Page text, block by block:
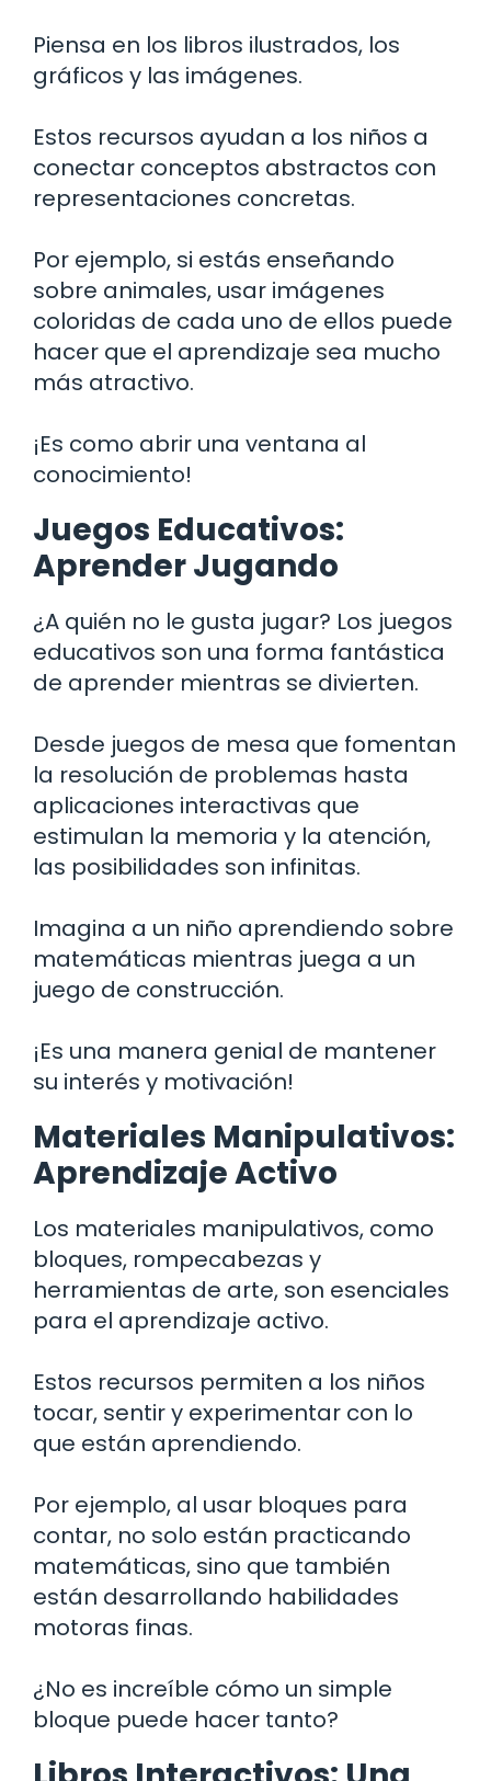
Piensa en los libros ilustrados, los
gráficos y las imágenes.
Estos recursos ayudan a los niños a
conectar conceptos abstractos con
representaciones concretas.
Por ejemplo, si estás enseñando
sobre animales, usar imágenes
coloridas de cada uno de ellos puede
hacer que el aprendizaje sea mucho
más atractivo.
¡Es como abrir una ventana al
conocimiento!
Juegos Educativos:
Aprender Jugando
¿A quién no le gusta jugar? Los juegos
educativos son una forma fantástica
de aprender mientras se divierten.
Desde juegos de mesa que fomentan
la resolución de problemas hasta
aplicaciones interactivas que
estimulan la memoria y la atención,
las posibilidades son infinitas.
Imagina a un niño aprendiendo sobre
matemáticas mientras juega a un
juego de construcción.
¡Es una manera genial de mantener
su interés y motivación!
Materiales Manipulativos:
Aprendizaje Activo
Los materiales manipulativos, como
bloques, rompecabezas y
herramientas de arte, son esenciales
para el aprendizaje activo.
Estos recursos permiten a los niños
tocar, sentir y experimentar con lo
que están aprendiendo.
Por ejemplo, al usar bloques para
contar, no solo están practicando
matemáticas, sino que también
están desarrollando habilidades
motoras finas.
¿No es increíble cómo un simple
bloque puede hacer tanto?